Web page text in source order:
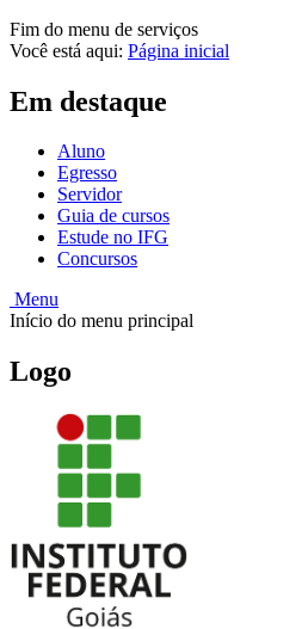
Fim do menu de serviços
Você está aqui: Página inicial
Em destaque
Aluno
Egresso
Servidor
Guia de cursos
Estude no IFG
Concursos
Menu
Início do menu principal
Logo